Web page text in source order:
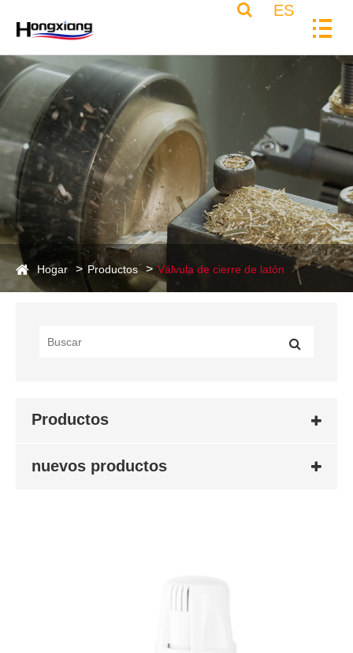
ES
Hogar Productos Válvula de cierre de latón
Productos
nuevos productos